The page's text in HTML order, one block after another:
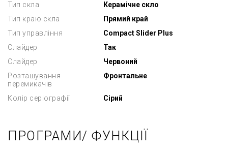
Тип скла
Керамічне скло
Тип краю скла
Прямий край
Тип управління
Compact Slider Plus
Слайдер
Так
Слайдер
Червоний
Розташування
перемикачів
Фронтальне
Колір серіографії Сірий
ПРОГРАМИ/ ФУНКЦІЇ